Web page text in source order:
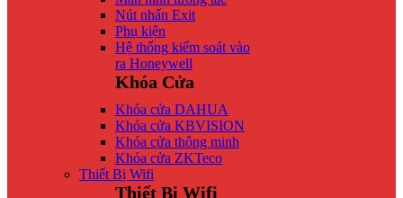
Nút nhấn Exit
Phụ kiện
Hệ thống kiểm soát vào
ra Honeywell
Khóa Cửa
Khóa cửa DAHUA
Khóa cửa KBVISION
Khóa cửa thông minh
Khóa cửa ZKTeco
Thiết Bị Wifi
Thiết Bị Wifi